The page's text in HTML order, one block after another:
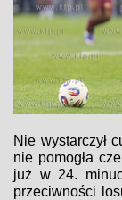
Nie wystarczył
nie pomogła
już w 24.
przeciwności